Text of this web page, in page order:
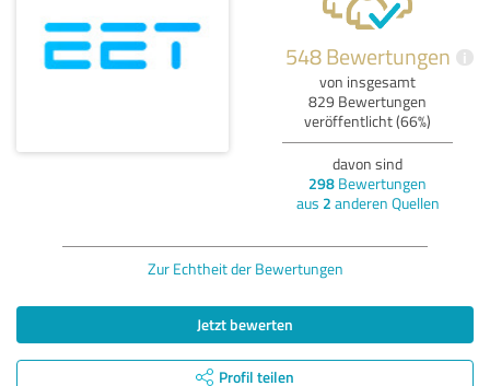
548 Bewertungen i
von insgesamt
829 Bewertungen
veröffentlicht (66%)
davon sind
298 Bewertungen
aus 2 anderen Quellen
Zur Echtheit der Bewertungen
Jetzt bewerten
Profil teilen